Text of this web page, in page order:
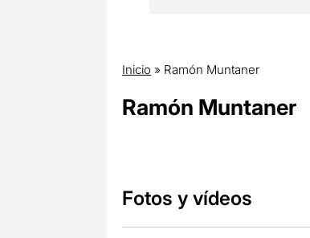
Inicio » Ramón Muntaner
Ramón Muntaner
Fotos y vídeos